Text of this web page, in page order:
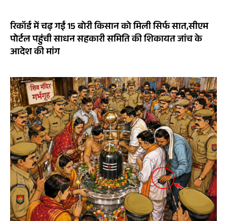
रिकॉर्ड में चढ़ गईं 15 बोरी किसान को मिली सिर्फ सात,सीएम
पोर्टल पहुंची साधन सहकारी समिति की शिकायत जांच के
आदेश की मांग